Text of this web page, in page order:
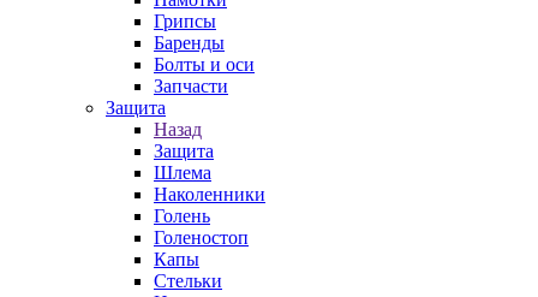
Грипсы
Баренды
Болты и оси
Запчасти
Защита
Назад
Защита
Шлема
Наколенники
Голень
Голеностоп
Капы
Стельки